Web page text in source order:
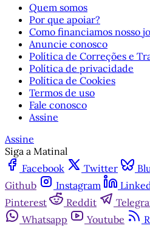
Quem somos
Por que apoiar?
Como financiamos nosso
Anuncie conosco
Política de Correções e
Política de privacidade
Política de Cookies
Termos de uso
Fale conosco
Assine
Assine
Siga a Matinal
Facebook
Twitter
Github
Instagram
Pinterest
Reddit
Whatsapp
Youtube